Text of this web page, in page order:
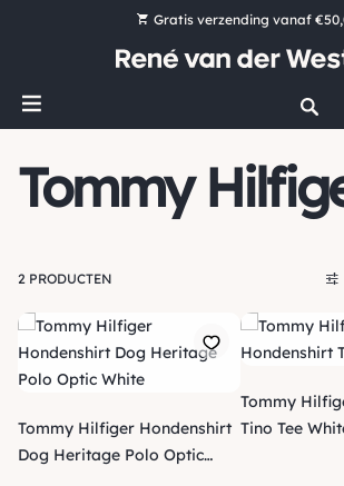
Gratis verzending vanaf
Bestel nu, betaal later met
Ruim 16.000 artikelen op
Ruim 44 jaar kennis en
Tommy
2 PRODUCTEN
Tommy Hilfiger Hondenshirt
Dog Heritage Polo Optic
Tommy
Tino Tee